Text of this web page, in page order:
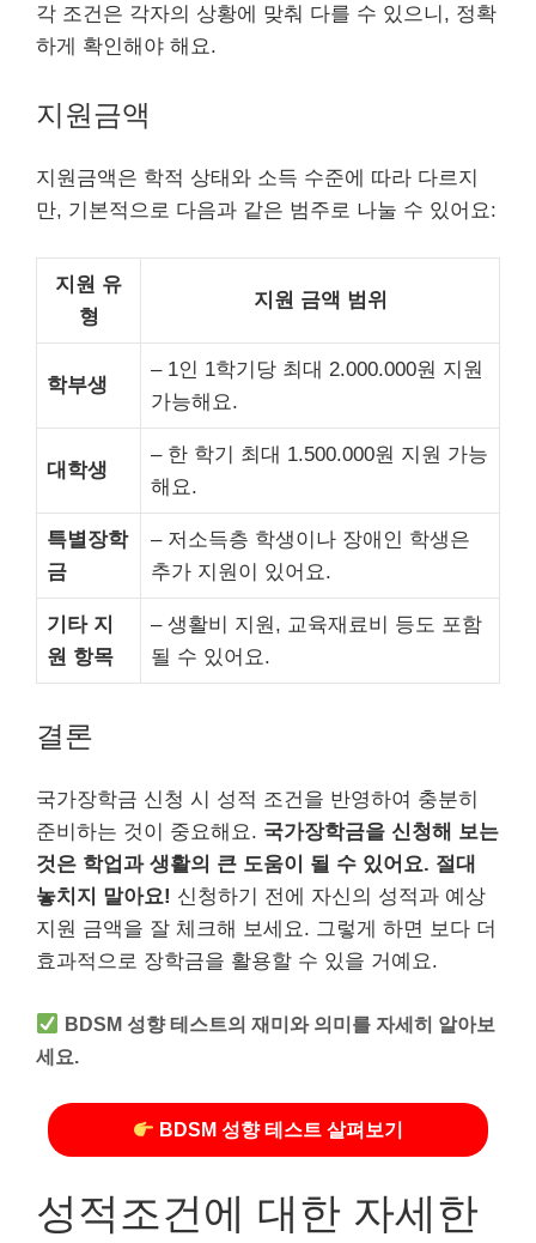
각 조건은 각자의 상황에 맞춰 다를 수 있으니, 정확
하게 확인해야 해요.
지원금액
지원금액은 학적 상태와 소득 수준에 따라 다르지
만, 기본적으로 다음과 같은 범주로 나눌 수 있어요:
지원 유
형
지원 금액 범위
학부생
– 1인 1학기당 최대 2.000.000원 지원
가능해요.
대학생
– 한 학기 최대 1.500.000원 지원 가능
해요.
특별장학
금
– 저소득층 학생이나 장애인 학생은
추가 지원이 있어요.
기타 지
원 항목
– 생활비 지원, 교육재료비 등도 포함
될 수 있어요.
결론
국가장학금 신청 시 성적 조건을 반영하여 충분히
준비하는 것이 중요해요. 국가장학금을 신청해 보는
것은 학업과 생활의 큰 도움이 될 수 있어요. 절대
놓치지 말아요! 신청하기 전에 자신의 성적과 예상
지원 금액을 잘 체크해 보세요. 그렇게 하면 보다 더
효과적으로 장학금을 활용할 수 있을 거예요.
BDSM 성향 테스트의 재미와 의미를 자세히 알아보
세요.
BDSM 성향 테스트 살펴보기
성적조건에 대한 자세한